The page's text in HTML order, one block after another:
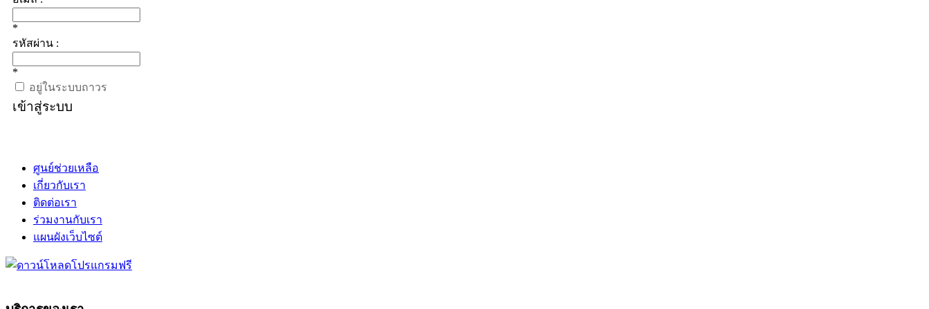
*
รหัสผ่าน :
*
อยู่ในระบบถาวร
เข้าสู่ระบบ
ศูนย์ช่วยเหลือ
เกี่ยวกับเรา
ติดต่อเรา
ร่วมงานกับเรา
แผนผังเว็บไซต์